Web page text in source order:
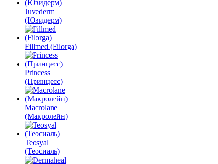
Juvederm
(Ювидерм)
Fillmed (Filorga)
Princess
(Принцесс)
Macrolane
(Макролейн)
Teosyal
(Теосиаль)